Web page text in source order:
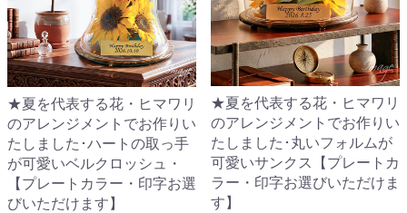
★夏を代表する花・ヒマワリ
のアレンジメントでお作りい
たしました･ハートの取っ手
が可愛いベルクロッシュ・
【プレートカラー・印字お選
びいただけます】
★夏を代表する花・ヒマワリ
のアレンジメントでお作りい
たしました･丸いフォルムが
可愛いサンクス【プレートカ
ラー・印字お選びいただけま
す】